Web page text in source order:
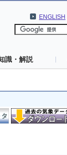
ENGLISH
識・解説